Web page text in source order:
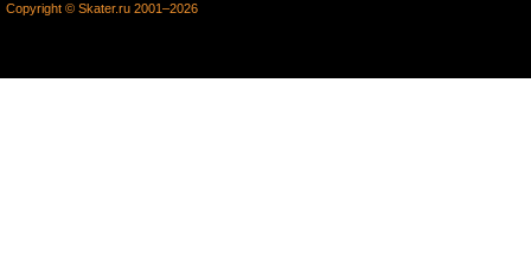
Copyright © Skater.ru 2001–2026